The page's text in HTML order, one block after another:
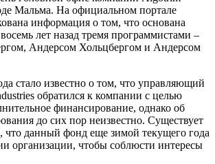
Мальма. На официальном портале
информация о том, что основана
лет назад тремя программистами –
Андерсом Хольцбергом и Андерсом
стало известно о том, что управляющий
обратился к компании с целью
финансирование, однако об
до сих пор неизвестно. Существует
данный фонд еще зимой текущего года
организации, чтобы соблюсти интересы